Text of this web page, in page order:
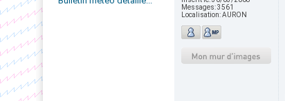
Messages:3561
Localisation:AURON